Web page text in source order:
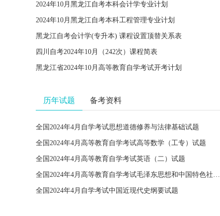
2024年10月黑龙江自考本科会计学专业计划
2024年10月黑龙江自考本科工程管理专业计划
黑龙江自考会计学(专升本) 课程设置顶替关系表
四川自考2024年10月（242次）课程简表
黑龙江省2024年10月高等教育自学考试开考计划
历年试题 备考资料
全国2024年4月自学考试思想道德修养与法律基础试题
全国2024年4月高等教育自学考试高等数学（工专）试题
全国2024年4月高等教育自学考试英语（二）试题
全国2024年4月高等教育自学考试毛泽东思想和中国特色社会主义理论体系概论试题
全国2024年4月自学考试中国近现代史纲要试题